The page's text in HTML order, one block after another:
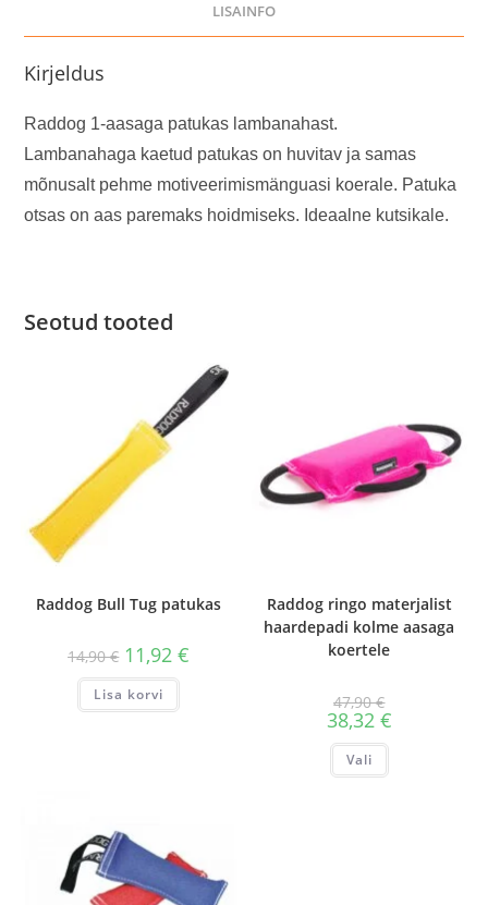
LISAINFO
Kirjeldus
Raddog 1-aasaga patukas lambanahast.
Lambanahaga kaetud patukas on huvitav ja samas
mõnusalt pehme motiveerimismänguasi koerale. Patuka
otsas on aas paremaks hoidmiseks. Ideaalne kutsikale.
Seotud tooted
Raddog Bull Tug patukas
14,90€ 11,92€
Lisa korvi
Raddog ringo materjalist
haardepadi kolme aasaga
koertele
47,90€
38,32 €
Vali
Sellel
on